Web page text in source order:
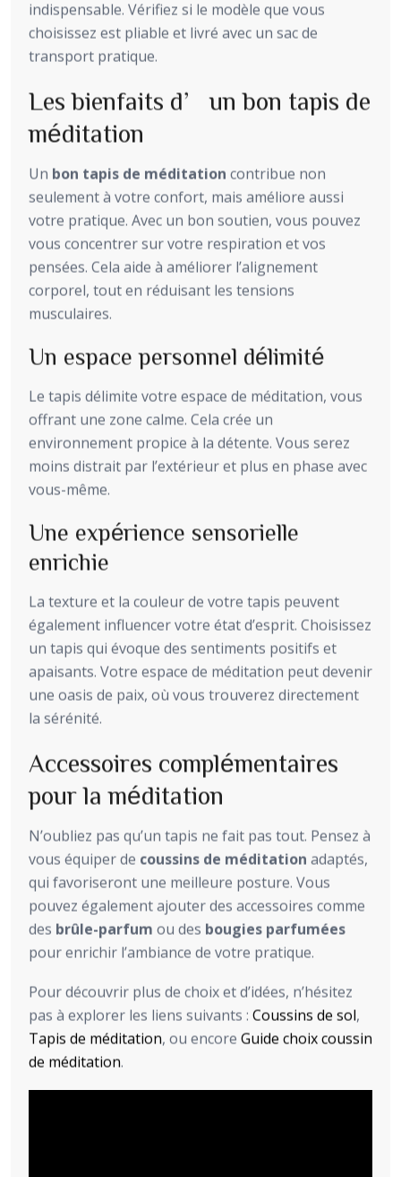
indispensable. Vérifiez si le modèle que vous
choisissez est pliable et livré avec un sac de
transport pratique.
Les bienfaits d’un bon tapis de
méditation
Un bon tapis de méditation contribue non
seulement à votre confort, mais améliore aussi
votre pratique. Avec un bon soutien, vous pouvez
vous concentrer sur votre respiration et vos
pensées. Cela aide à améliorer l’alignement
corporel, tout en réduisant les tensions
musculaires.
Un espace personnel délimité
Le tapis délimite votre espace de méditation, vous
offrant une zone calme. Cela crée un
environnement propice à la détente. Vous serez
moins distrait par l’extérieur et plus en phase avec
vous-même.
Une expérience sensorielle
enrichie
La texture et la couleur de votre tapis peuvent
également influencer votre état d’esprit. Choisissez
un tapis qui évoque des sentiments positifs et
apaisants. Votre espace de méditation peut devenir
une oasis de paix, où vous trouverez directement
la sérénité.
Accessoires complémentaires
pour la méditation
N’oubliez pas qu’un tapis ne fait pas tout. Pensez à
vous équiper de coussins de méditation adaptés,
qui favoriseront une meilleure posture. Vous
pouvez également ajouter des accessoires comme
des brûle-parfum ou des bougies parfumées
pour enrichir l’ambiance de votre pratique.
Pour découvrir plus de choix et d’idées, n’hésitez
pas à explorer les liens suivants : Coussins de sol,
Tapis de méditation, ou encore Guide choix coussin
de méditation.